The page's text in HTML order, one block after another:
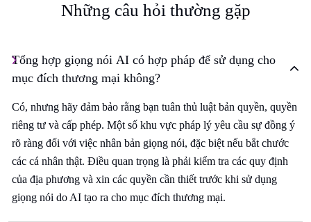
Những câu hỏi thường gặp
Tổng hợp giọng nói AI có hợp pháp để sử dụng cho
mục đích thương mại không?
Có, nhưng hãy đảm bảo rằng bạn tuân thủ luật bản quyền, quyền
riêng tư và cấp phép. Một số khu vực pháp lý yêu cầu sự đồng ý
rõ ràng đối với việc nhân bản giọng nói, đặc biệt nếu bắt chước
các cá nhân thật. Điều quan trọng là phải kiểm tra các quy định
của địa phương và xin các quyền cần thiết trước khi sử dụng
giọng nói do AI tạo ra cho mục đích thương mại.